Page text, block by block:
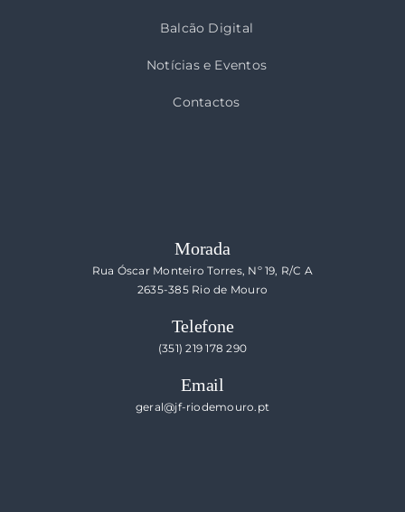
Balcão Digital
Notícias e Eventos
Contactos
Morada
Rua Óscar Monteiro Torres, Nº 19, R/C A
2635-385 Rio de Mouro
Telefone
(351) 219 178 290
Email
geral@jf-riodemouro.pt